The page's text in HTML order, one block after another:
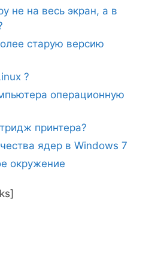
не на весь экран, а в
старую версию
?
операционную
принтера?
ядер в Windows 7
окружение